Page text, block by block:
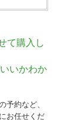
て購入し
いかわか
予約など、
お任せくだ